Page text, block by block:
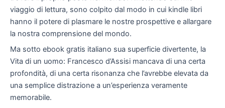
viaggio di lettura, sono colpito dal modo in cui kindle libri
hanno il potere di plasmare le nostre prospettive e allargare
la nostra comprensione del mondo.
Ma sotto ebook gratis italiano sua superficie divertente, la
Vita di un uomo: Francesco d’Assisi mancava di una certa
profondità, di una certa risonanza che l’avrebbe elevata da
una semplice distrazione a un’esperienza veramente
memorabile.